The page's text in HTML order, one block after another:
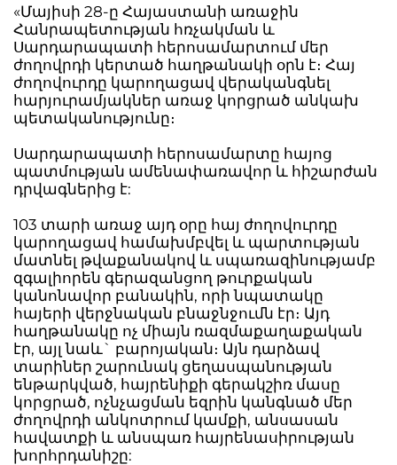
«Մայիսի 28-ը Հայաստանի առաջին
Հանրապետության հռչակման և
Սարդարապատի հերոսամարտում մեր
ժողովրդի կերտած հաղթանակի օրն է։ Հայ
ժողովուրդը կարողացավ վերականգնել
հարյուրամյակներ առաջ կորցրած անկախ
պետականությունը։
Սարդարապատի հերոսամարտը հայոց
պատմության ամենափառավոր և հիշարժան
դրվագներից է:
103 տարի առաջ այդ օրը հայ ժողովուրդը
կարողացավ համախմբվել և պարտության
մատնել թվաքանակով և սպառազինությամբ
զգալիորեն գերազանցող թուրքական
կանոնավոր բանակին, որի նպատակը
հայերի վերջնական բնաջնջումն էր։ Այդ
հաղթանակը ոչ միայն ռազմաքաղաքական
էր, այլ նաև` բարոյական։ Այն դարձավ
տարիներ շարունակ ցեղասպանության
ենթարկված, հայրենիքի գերակշիռ մասը
կորցրած, ոչնչացման եզրին կանգնած մեր
ժողովրդի անկոտրում կամքի, անսասան
հավատքի և անսպառ հայրենասիրության
խորհրդանիշը: